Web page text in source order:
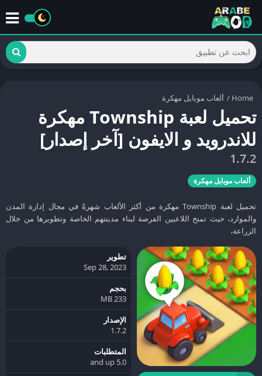
Home
/ ألعاب موبايل مهكرة
تحميل لعبة Township مهكرة
للاندرويد و الايفون [آخر إصدار]
1.7.2
ألعاب موبايل مهكرة
تحميل لعبة Township مهكرة من أكثر الألعاب شهرةً في مجال إدارة المدن
والموارد، حيث تمنح اللاعبين الفرصة لبناء مدينتهم الخاصة وتطويرها من خلال
الزراعة،
تطوير
Sep 28, 2023
بحجم
233 MB
الإصدار
1.7.2
المتطلبات
5.0 and up